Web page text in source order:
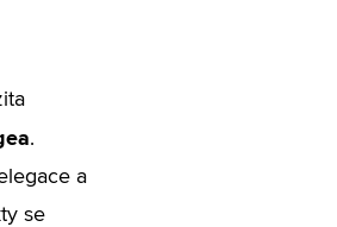
.
a
se